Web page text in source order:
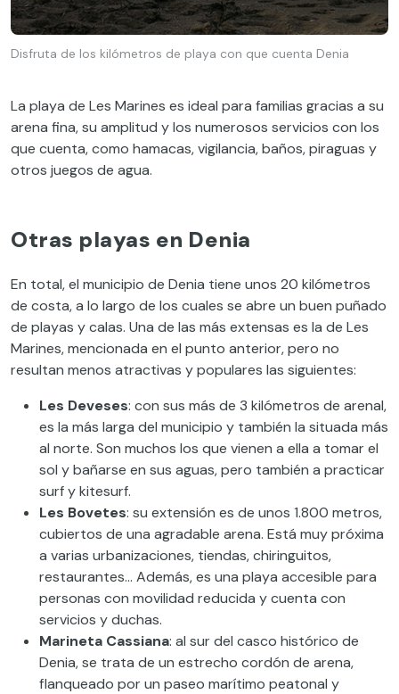
Disfruta de los kilómetros de playa con que cuenta Denia
La playa de Les Marines es ideal para familias gracias a su
arena fina, su amplitud y los numerosos servicios con los
que cuenta, como hamacas, vigilancia, baños, piraguas y
otros juegos de agua.
Otras playas en Denia
En total, el municipio de Denia tiene unos 20 kilómetros
de costa, a lo largo de los cuales se abre un buen puñado
de playas y calas. Una de las más extensas es la de Les
Marines, mencionada en el punto anterior, pero no
resultan menos atractivas y populares las siguientes:
Les Deveses: con sus más de 3 kilómetros de arenal,
es la más larga del municipio y también la situada más
al norte. Son muchos los que vienen a ella a tomar el
sol y bañarse en sus aguas, pero también a practicar
surf y kitesurf.
Les Bovetes: su extensión es de unos 1.800 metros,
cubiertos de una agradable arena. Está muy próxima
a varias urbanizaciones, tiendas, chiringuitos,
restaurantes… Además, es una playa accesible para
personas con movilidad reducida y cuenta con
servicios y duchas.
Marineta Cassiana: al sur del casco histórico de
Denia, se trata de un estrecho cordón de arena,
flanqueado por un paseo marítimo peatonal y